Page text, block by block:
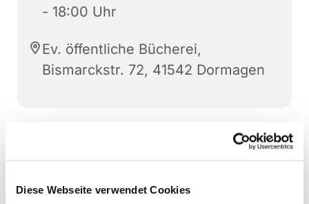
Diese Webseite verwendet Cookies
- 18:00 Uhr
Ev. öffentliche Bücherei,
Bismarckstr. 72, 41542 Dormagen